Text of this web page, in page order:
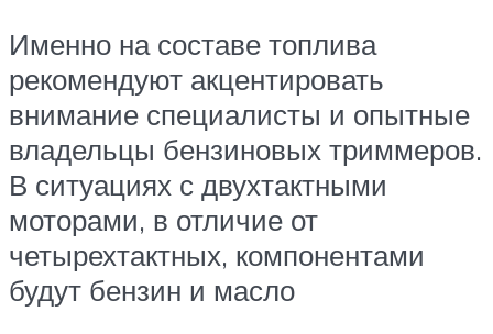
Именно на составе топлива
рекомендуют акцентировать
внимание специалисты и опытные
владельцы бензиновых триммеров.
В ситуациях с двухтактными
моторами, в отличие от
четырехтактных, компонентами
будут бензин и масло